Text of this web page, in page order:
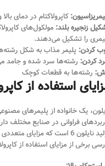
کاپرولاکتام در دمای
زنجیره بلند: مولکول‌های
را تشکیل می‌دهند.
کردن: پلیمر مذاب به شکل
کردن: رشته‌ها سرد شده و جامد
رشته‌ها به قطعات کوچک
استفاده از
یک خانواده از پلیمرهای
فراوانی در صنایع مختلف
تولید نایلون 6 است که
برخی از مزایای استفاده از